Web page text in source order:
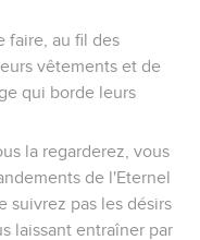
faire, au fil des
vêtements et de
qui borde leurs
la regarderez, vous
de l'Eternel
suivrez pas les désirs
laissant entraîner par